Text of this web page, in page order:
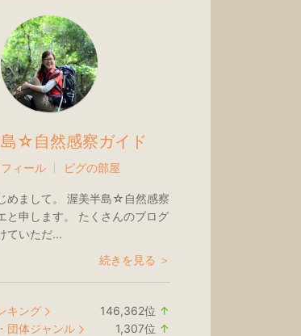
☆自然感察ガイド
ィール ピグの部屋
めまして。 渥美半島☆自然感察
と申します。 たくさんのブログ
ていただ...
続きを見る ＞
キング 146,362位 ↑
団体ジャンル 1,307位 ↑